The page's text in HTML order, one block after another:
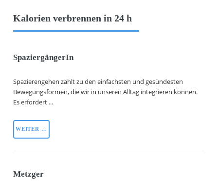
Kalorien verbrennen in 24 h
SpaziergängerIn
Spazierengehen zählt zu den einfachsten und gesündesten
Bewegungsformen, die wir in unseren Alltag integrieren können.
Es erfordert ...
WEITER …
Metzger